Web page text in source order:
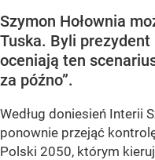
Szymon Hołownia
Tuska. Byli
oceniają ten
za późno”.
Według doniesień Interii
ponownie przejąć
Polski 2050, którym